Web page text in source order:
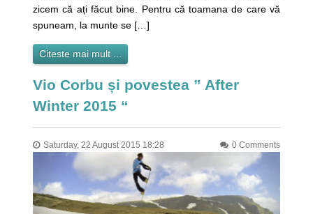
zicem că ați făcut bine. Pentru că toamana de care vă
spuneam, la munte se […]
Citeste mai mult ...
Vio Corbu și povestea ” After
Winter 2015 “
Saturday, 22 August 2015 18:28 0 Comments